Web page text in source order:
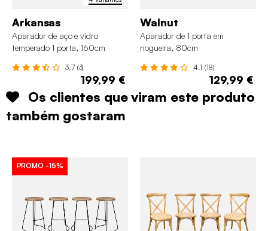
Arkansas
Aparador de aço e vidro
temperado 1 porta, 160cm
3.7 (3)
199,99 €
Walnut
Aparador de 1 porta em
nogueira, 80cm
4.1 (18)
129,99 €
Os clientes que viram este produto
também gostaram
PROMO -15%